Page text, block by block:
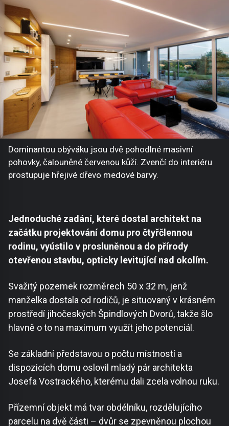
Dominantou obýváku jsou dvě pohodlné masivní
pohovky, čalouněné červenou kůží. Zvenčí do interiéru
prostupuje hřejivé dřevo medové barvy.
Jednoduché zadání, které dostal architekt na
začátku projektování domu pro čtyřčlennou
rodinu, vyústilo v prosluněnou a do přírody
otevřenou stavbu, opticky levitující nad okolím.
Svažitý pozemek rozměrech 50 x 32 m, jenž
manželka dostala od rodičů, je situovaný v krásném
prostředí jihočeských Špindlových Dvorů, takže šlo
hlavně o to na maximum využít jeho potenciál.
Se základní představou o počtu místností a
dispozicích domu oslovil mladý pár architekta
Josefa Vostrackého, kterému dali zcela volnou ruku.
Přízemní objekt má tvar obdélníku, rozdělujícího
parcelu na dvě části – dvůr se zpevněnou plochou